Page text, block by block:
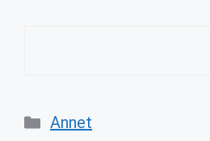
Categories
Annet